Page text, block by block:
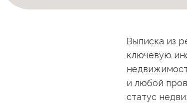
Выписка из
ключевую
и любой
статус